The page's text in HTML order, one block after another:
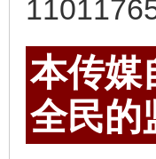
本传媒
全民的